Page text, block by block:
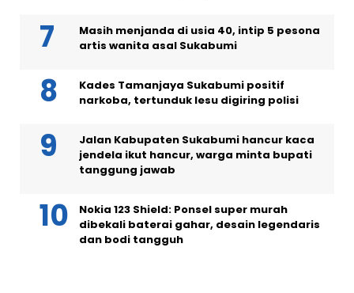
Masih menjanda di usia 40, intip 5 pesona
artis wanita asal Sukabumi
Kades Tamanjaya Sukabumi positif
narkoba, tertunduk lesu digiring polisi
Jalan Kabupaten Sukabumi hancur kaca
jendela ikut hancur, warga minta bupati
tanggung jawab
Nokia 123 Shield: Ponsel super murah
dibekali baterai gahar, desain legendaris
dan bodi tangguh